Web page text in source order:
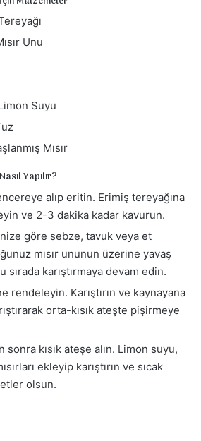
Unu
Suyu
Mısır
Yapılır?
alıp eritin. Erimiş tereyağına
ve 2-3 dakika kadar kavurun.
göre sebze, tavuk veya et
mısır ununun üzerine yavaş
sırada karıştırmaya devam edin.
rendeleyin. Karıştırın ve kaynayana
orta-kısık ateşte pişirmeye
sonra kısık ateşe alın. Limon suyu,
ekleyip karıştırın ve sıcak
olsun.